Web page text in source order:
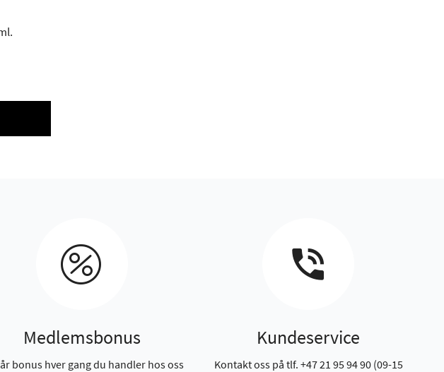
Medlemsbonus
bonus hver gang du handler hos oss
Kundeservice
Kontakt oss på tlf. +47 21 95 94 90 (09-15